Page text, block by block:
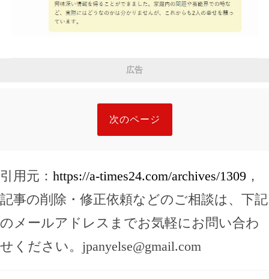
広告
次のページ
引用元： https://a-times24.com/archives/1309 ，
記事の削除・修正依頼などのご相談は、下記
のメールアドレスまでお気軽にお問い合わ
せください。 jpanyelse@gmail.com